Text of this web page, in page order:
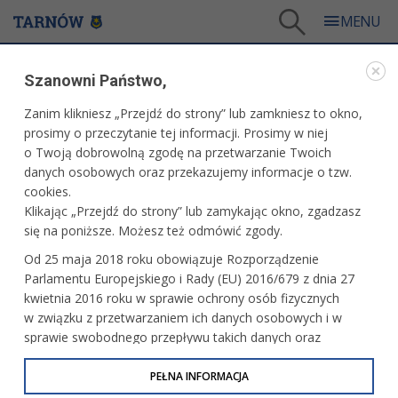
Opłata reklamowa dla przedsiębiorców - stawki na 2026 r.
DLA PRZEDSIĘBIORCY
OPŁATA REKLAMOWA DLA PRZEDSIĘBIORCÓW -
STAWKI NA 2026 R.
Uchwała Nr XCVI_908_2023 Rady Miejskiej w Tarnowie
z dnia 14 grudnia 2023 r. w sprawie wprowadzenia opłaty
reklamowej na terenie Gminy Miasta Tarnowa
Stawki opłaty reklamowej określa się w wysokości:
1. dla tablic reklamowych lub urządzeń reklamowych
niebędących słupem ogłoszeniowym:
część stała opłaty reklamowej - 1,50 zł dziennie;
Szanowni Państwo,
Zanim klikniesz „Przejdź do strony” lub zamkniesz to okno,
prosimy o przeczytanie tej informacji. Prosimy w niej
o Twoją dobrowolną zgodę na przetwarzanie Twoich
danych osobowych oraz przekazujemy informacje o tzw.
cookies.
Klikając „Przejdź do strony” lub zamykając okno, zgadzasz
się na poniższe. Możesz też odmówić zgody.
Od 25 maja 2018 roku obowiązuje Rozporządzenie
Parlamentu Europejskiego i Rady (EU) 2016/679 z dnia 27
kwietnia 2016 roku w sprawie ochrony osób fizycznych
w związku z przetwarzaniem ich danych osobowych i w
sprawie swobodnego przepływu takich danych oraz
uchylenia dyrektywy 95/46/WE (określane jako RODO, GDPR
lub Ogólne Rozporządzenie o Ochronie Danych
PEŁNA INFORMACJA